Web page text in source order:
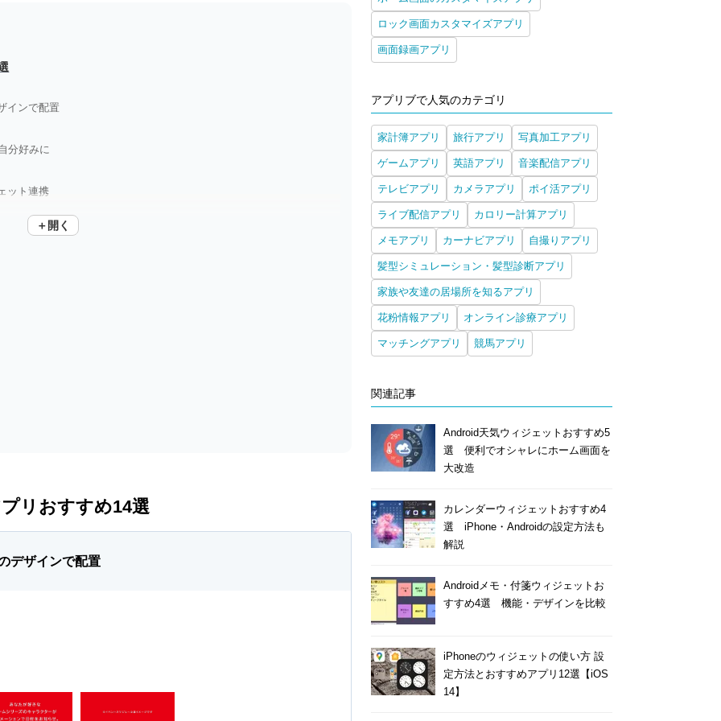
インで配置
分好みに
ット連携
ェット
＋開く
リおすすめ14選
デザインで配置
ロック画面カスタマイズアプリ
画面録画アプリ
アプリブで人気のカテゴリ
家計簿アプリ 旅行アプリ 写真加工アプリ
ゲームアプリ 英語アプリ 音楽配信アプリ
テレビアプリ カメラアプリ ポイ活アプリ
ライブ配信アプリ カロリー計算アプリ
メモアプリ カーナビアプリ 自撮りアプリ
髪型シミュレーション・髪型診断アプリ
家族や友達の居場所を知るアプリ
花粉情報アプリ オンライン診療アプリ
マッチングアプリ 競馬アプリ
関連記事
Android天気ウィジェットおすすめ5
選 便利でオシャレにホーム画面を
大改造
カレンダーウィジェットおすすめ4
選 iPhone・Androidの設定方法も
解説
Androidメモ・付箋ウィジェットお
すすめ4選 機能・デザインを比較
iPhoneのウィジェットの使い方 設
定方法とおすすめアプリ12選【iOS
14】